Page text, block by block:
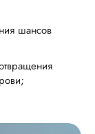
шансов